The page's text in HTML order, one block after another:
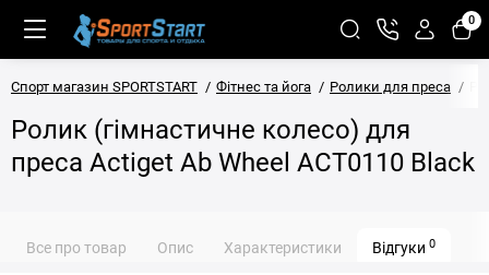
0
Спорт магазин SPORTSTART Фітнес та йога Ролики для преса
Ролик (гімнастичне колесо) для
преса Actiget Ab Wheel ACT0110 Black
Все про товар Опис Характеристики Відгуки 0